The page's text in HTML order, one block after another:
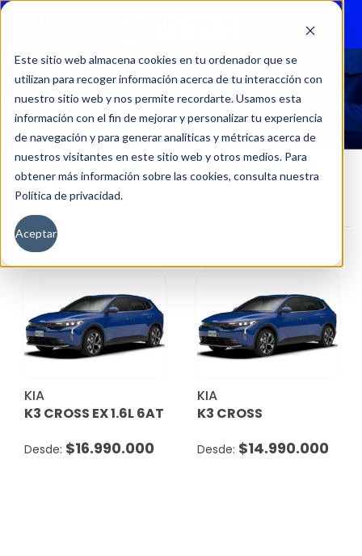
Este sitio web almacena cookies en tu ordenador que se
utilizan para recoger información acerca de tu interacción con
nuestro sitio web y nos permite recordarte. Usamos esta
información con el fin de mejorar y personalizar tu experiencia
de navegación y para generar analíticas y métricas acerca de
nuestros visitantes en este sitio web y otros medios. Para
obtener más información sobre las cookies, consulta nuestra
Política de privacidad.
Aceptar
K3 CROSS EX 1.6L 6AT
Inicio Versión del producto
Filtros
KIA
K3 CROSS EX 1.6L 6AT
$16.990.000
KIA
K3 CROSS
$14.990.000